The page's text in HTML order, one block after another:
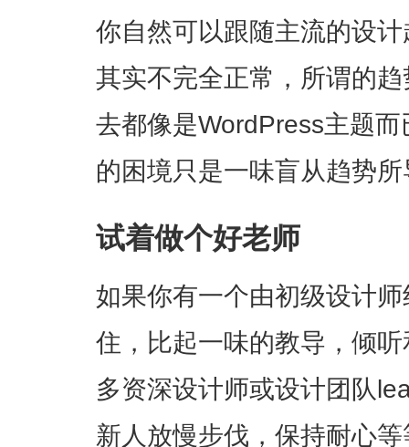
你自然可以跟随主流的设
其实不完全正常，所谓的
去都像是WordPress主题
的困境只是一味盲从趋势
试着做个好老师
如果你有一个由初级设计
住，比起一味的教导，倾
多资深设计师或设计团队
新人放慢步伐，保持耐心